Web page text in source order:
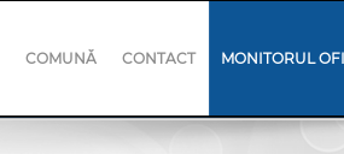
COMUNĂ CONTACT MONITORUL